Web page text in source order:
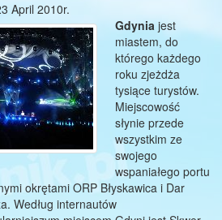
April 2010r.
Gdynia jest
miastem, do
którego każdego
roku zjeżdża
tysiące turystów.
Miejscowość
słynie przede
wszystkim ze
swojego
wspaniałego portu
okrętami ORP Błyskawica i Dar
Według internautów